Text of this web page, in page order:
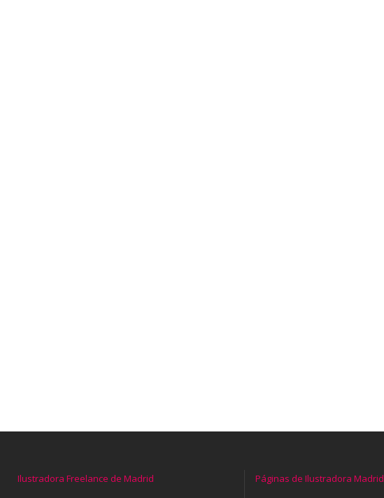
Ilustradora Freelance de Madrid Páginas de Ilustradora Madrid